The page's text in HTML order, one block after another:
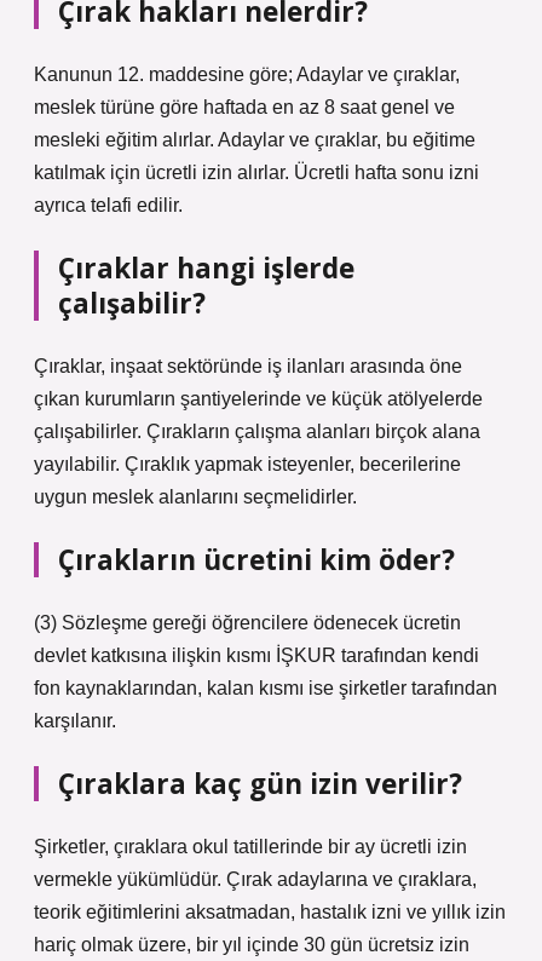
Çırak hakları nelerdir?
Kanunun 12. maddesine göre; Adaylar ve çıraklar,
meslek türüne göre haftada en az 8 saat genel ve
mesleki eğitim alırlar. Adaylar ve çıraklar, bu eğitime
katılmak için ücretli izin alırlar. Ücretli hafta sonu izni
ayrıca telafi edilir.
Çıraklar hangi işlerde
çalışabilir?
Çıraklar, inşaat sektöründe iş ilanları arasında öne
çıkan kurumların şantiyelerinde ve küçük atölyelerde
çalışabilirler. Çırakların çalışma alanları birçok alana
yayılabilir. Çıraklık yapmak isteyenler, becerilerine
uygun meslek alanlarını seçmelidirler.
Çırakların ücretini kim öder?
(3) Sözleşme gereği öğrencilere ödenecek ücretin
devlet katkısına ilişkin kısmı İŞKUR tarafından kendi
fon kaynaklarından, kalan kısmı ise şirketler tarafından
karşılanır.
Çıraklara kaç gün izin verilir?
Şirketler, çıraklara okul tatillerinde bir ay ücretli izin
vermekle yükümlüdür. Çırak adaylarına ve çıraklara,
teorik eğitimlerini aksatmadan, hastalık izni ve yıllık izin
hariç olmak üzere, bir yıl içinde 30 gün ücretsiz izin